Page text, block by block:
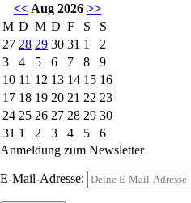
<< Aug 2026 >>
M D M D F S
S
27 28 29 30 31 1
2
3
4 5 6 7 8
9
10 11 12 13 14 15 16
17 18 19 20 21 22 23
24 25 26 27 28 29 30
31 1 2 3 4 5
6
Anmeldung zum Newsletter
E-Mail-Adresse: